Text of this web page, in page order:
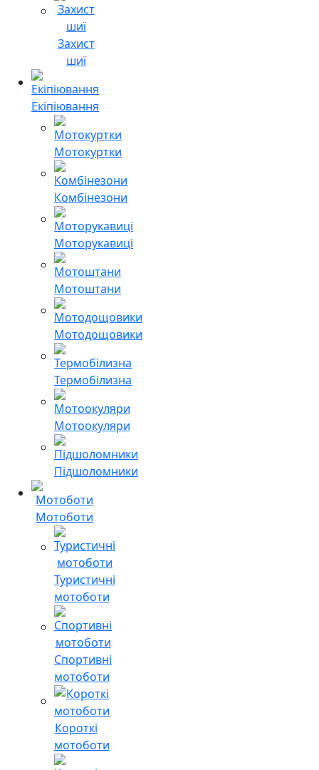
Захист
шиї
Екіпіювання
Мотокуртки
Комбінезони
Моторукавиці
Мотоштани
Мотодощовики
Термобілизна
Мотоокуляри
Підшоломники
Мотоботи
Туристичні
мотоботи
Спортивні
мотоботи
Короткі
мотоботи